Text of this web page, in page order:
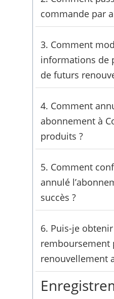
d’abonnement/
automatique
efficacement vos
accéder
commande par
Suivez notre guide
pourpasser avec
commande
service
3. Comment
informations de
de futurs
Mettez à jour vos
paiementde
d’assurer un
renouvellement
interruption.
4. Comment
abonnement à
produits ?
Apprenez la
annuler votre
Coolmuster
indésirables.
5. Comment
annulé
succès ?
Confirmez que
d’abonnementa
succès avec notre
de vérification.
6. Puis-je
remboursement
renouvellement
Demandez un